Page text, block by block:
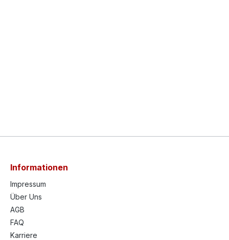
Informationen
Impressum
Über Uns
AGB
FAQ
Karriere